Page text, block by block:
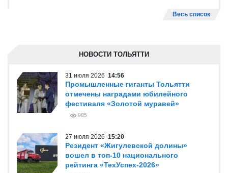
Весь список
НОВОСТИ ТОЛЬЯТТИ
31 июля 2026 14:56
Промышленные гиганты Тольятти
отмечены наградами юбилейного
фестиваля «Золотой муравей»
985
27 июля 2026 15:20
Резидент «Жигулевской долины»
вошел в топ-10 национального
рейтинга «ТехУспех-2026»